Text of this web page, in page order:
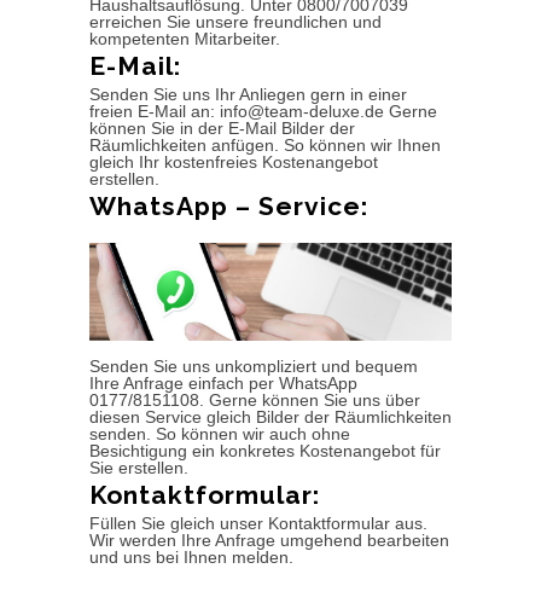
Haushaltsauflösung. Unter 0800/7007039
erreichen Sie unsere freundlichen und
kompetenten Mitarbeiter.
E-Mail:
Senden Sie uns Ihr Anliegen gern in einer
freien E-Mail an: info@team-deluxe.de Gerne
können Sie in der E-Mail Bilder der
Räumlichkeiten anfügen. So können wir Ihnen
gleich Ihr kostenfreies Kostenangebot
erstellen.
WhatsApp – Service:
Senden Sie uns unkompliziert und bequem
Ihre Anfrage einfach per WhatsApp
0177/8151108. Gerne können Sie uns über
diesen Service gleich Bilder der Räumlichkeiten
senden. So können wir auch ohne
Besichtigung ein konkretes Kostenangebot für
Sie erstellen.
Kontaktformular:
Füllen Sie gleich unser Kontaktformular aus.
Wir werden Ihre Anfrage umgehend bearbeiten
und uns bei Ihnen melden.